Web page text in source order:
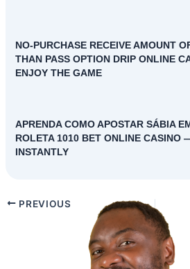
NO-PURCHASE RECEIVE AMOUNT
THAN PASS OPTION DRIP ONLINE
ENJOY THE GAME
APRENDA COMO APOSTAR SÁBIA
ROLETA 1010 BET ONLINE CASINO
INSTANTLY
PREVIOUS